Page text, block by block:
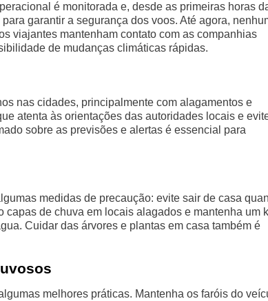
é monitorada e, desde as primeiras horas
garantir a segurança dos voos. Até agora,
viajantes mantenham contato com as companhias
de mudanças climáticas rápidas.
nas cidades, principalmente com alagamentos e
atenta às orientações das autoridades locais e
sobre as previsões e alertas é essencial para
medidas de precaução: evite sair de casa
de chuva em locais alagados e mantenha um
Cuidar das árvores e plantas em casa também é
melhores práticas. Mantenha os faróis do